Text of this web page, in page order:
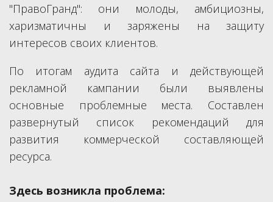
"ПравоГранд": они молоды, амбициозны,
харизматичны и заряжены на защиту
интересов своих клиентов.
По итогам аудита сайта и действующей
рекламной кампании были выявлены
основные проблемные места. Составлен
развернутый список рекомендаций для
развития коммерческой составляющей
ресурса.
Здесь возникла проблема: